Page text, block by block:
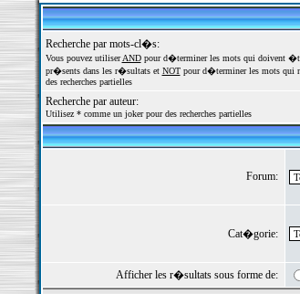
Recherche par mots-cl�s:
Vous pouvez utiliserANDpour d�terminer les mots qui doivent
pr�sents dans les r�sultats et NOTpour d�terminer les mots qui
des recherches partielles
Recherche par auteur:
Utilisez * comme un joker pour des recherches partielles
Forum:
Cat�gorie:
Afficher les r�sultats sous forme de: